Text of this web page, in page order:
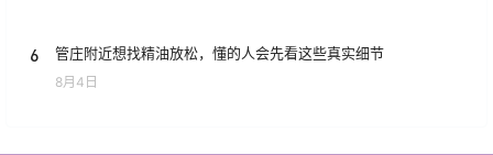
6 管庄附近想找精油放松，懂的人会先看这些真实细节
8月4日